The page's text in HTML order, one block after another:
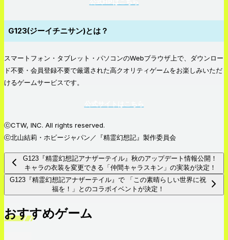
G123(ジーイチニサン)とは？
スマートフォン・タブレット・パソコンのWebブラウザ上で、ダウンロー
ド不要・会員登録不要で厳選された高クオリティゲームをお楽しみいただ
けるゲームサービスです。
ⓒCTW, INC. All rights reserved.
ⓒ北山結莉・ホビージャパン／『精霊幻想記』製作委員会
G123『精霊幻想記アナザーテイル』秋のアップデート情報公開！
キャラの衣装を変更できる「仲間キャラスキン」の実装が決定！
G123『精霊幻想記アナザーテイル』で 「この素晴らしい世界に祝
福を！」とのコラボイベントが決定！
おすすめゲーム